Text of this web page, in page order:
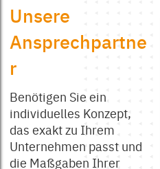
Unsere
Ansprechpartne
r
Benötigen Sie ein
individuelles Konzept,
das exakt zu Ihrem
Unternehmen passt und
die Maßgaben Ihrer